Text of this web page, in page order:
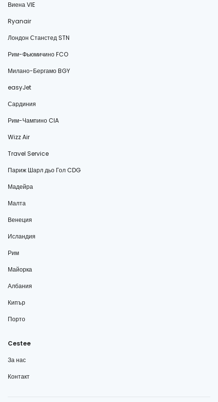
Виена VIE
Ryanair
Лондон Станстед STN
Рим-Фьюмичино FCO
Милано-Бергамо BGY
easyJet
Сардиния
Рим-Чампино CIA
Wizz Air
Travel Service
Париж Шарл дьо Гол CDG
Мадейра
Малта
Венеция
Исландия
Рим
Майорка
Албания
Кипър
Порто
Cestee
За нас
Контакт